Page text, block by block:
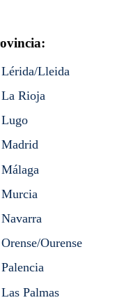
Lérida/Lleida
La Rioja
Lugo
Madrid
Málaga
Murcia
Navarra
Orense/Ourense
Palencia
Las Palmas